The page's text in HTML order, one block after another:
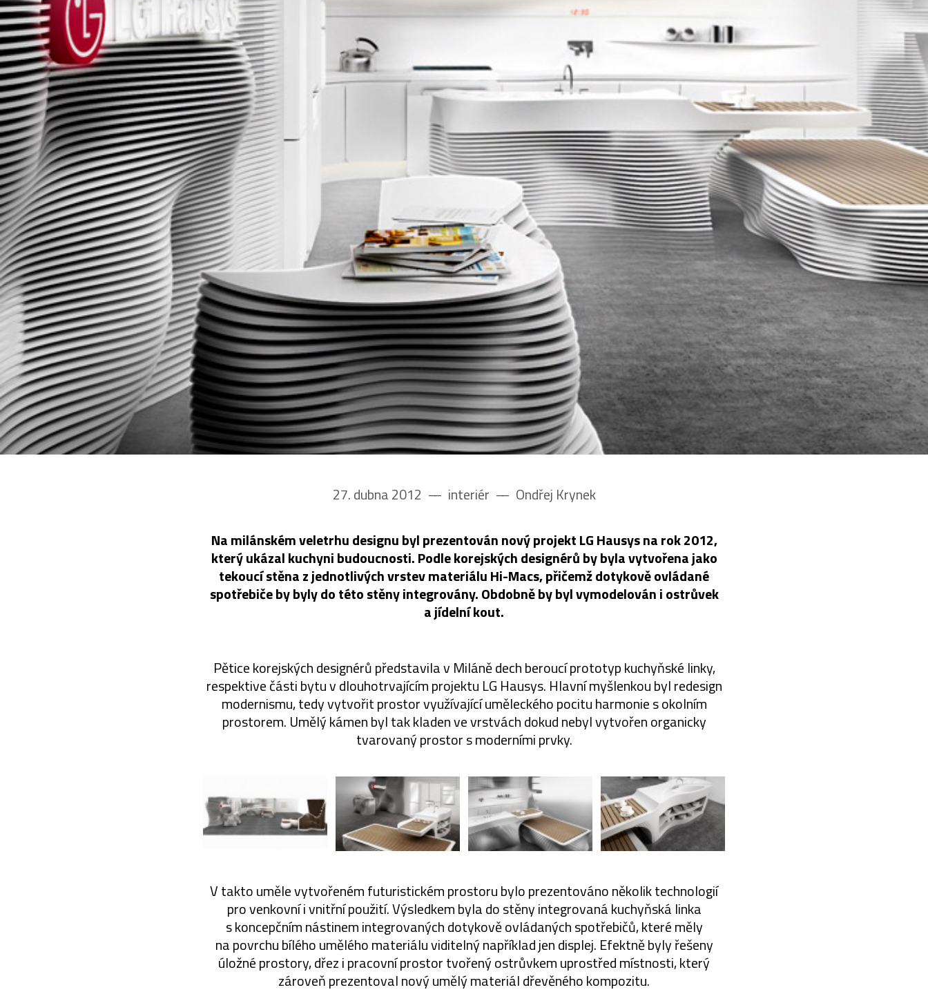
27. dubna 2012 –– interiér –– Ondřej Krynek
Na milánském veletrhu designu byl prezentován nový projekt LG Hausys na rok 2012,
který ukázal kuchyni budoucnosti. Podle korejských designérů by byla vytvořena jako
tekoucí stěna z jednotlivých vrstev materiálu Hi-Macs, přičemž dotykově ovládané
spotřebiče by byly do této stěny integrovány. Obdobně by byl vymodelován i ostrůvek
a jídelní kout.
Pětice korejských designérů představila v Miláně dech beroucí prototyp kuchyňské linky,
respektive části bytu v dlouhotrvajícím projektu LG Hausys. Hlavní myšlenkou byl redesign
modernismu, tedy vytvořit prostor využívající uměleckého pocitu harmonie s okolním
prostorem. Umělý kámen byl tak kladen ve vrstvách dokud nebyl vytvořen organicky
tvarovaný prostor s moderními prvky.
V takto uměle vytvořeném futuristickém prostoru bylo prezentováno několik technologií
pro venkovní i vnitřní použití. Výsledkem byla do stěny integrovaná kuchyňská linka
s koncepčním nástinem integrovaných dotykově ovládaných spotřebičů, které měly
na povrchu bílého umělého materiálu viditelný například jen displej. Efektně byly řešeny
úložné prostory, dřez i pracovní prostor tvořený ostrůvkem uprostřed místnosti, který
zároveň prezentoval nový umělý materiál dřevěného kompozitu.